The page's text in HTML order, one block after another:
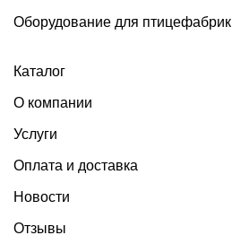
Оборудование для птицефабрик
Каталог
О компании
Услуги
Оплата и доставка
Новости
Отзывы